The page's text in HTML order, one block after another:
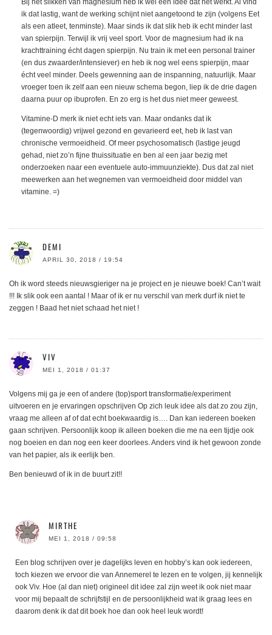
ik dat lastig, want de werking schijnt niet aangetoond te zijn (volgens Eet
als een atleet, tenminste). Maar sinds ik dat slik heb ik echt minder last
van spierpijn. Terwijl ik vrij veel sport. Voor de magnesium had ik na
krachttraining écht dagen spierpijn. Nu train ik met een personal trainer
(en dus zwaarder/intensiever) en heb ik nog wel eens spierpijn, maar
écht veel minder. Deels gewenning aan de inspanning, natuurlijk. Maar
vroeger toen ik zelf aan een nieuw schema begon, liep ik de drie dagen
daarna puur op ibuprofen. En zo erg is het dus niet meer geweest.
Vitamine-D merk ik niet echt iets van. Maar ondanks dat ik
(tegenwoordig) vrijwel gezond en gevarieerd eet, heb ik last van
chronische vermoeidheid. Of meer psychosomatisch (lastige jeugd
gehad, niet zo’n fijne thuissituatie en ben al een jaar bezig met
onderzoeken naar een eventuele auto-immuunziekte). Dus dat zal niet
meewerken aan het wegnemen van vermoeidheid door middel van
vitamine. =)
DEMI
APRIL 30, 2018 / 19:54
Oh ik word steeds nieuwsgieriger na je project en je nieuwe boek! Can’t wait
!!! Ik slik ook een aantal ! Maar of ik er nu verschil van merk durf ik niet te
zeggen ! Baad het niet schaad het niet !
VIV
MEI 1, 2018 / 01:37
Volgens mij ga je een of andere (top)sport transformatie/experiment
uitvoeren en je ervaringen opschrijven Op zich leuk idee als dat zo zou zijn,
vraag me alleen af of dat echt boekwaardig is…. Dan kan iedereen boeken
gaan schrijven. Persoonlijk koop ik alleen boeken die me na een tijdje ook
nog boeien en dan nog een keer doorlees. Anders vind ik het gewoon zonde
van het papier, als ik eerlijk ben.
Ben benieuwd of ik in de buurt zit!!
MIRTHE
MEI 1, 2018 / 09:58
Een blog schrijven over je dagelijks leven en hobby’s kan ook iedereen,
toch kiezen we ervoor die van Annemerel te lezen en te volgen, jij kennelijk
ook Viv. Hoe (al dan niet) origineel dit idee zal zijn weet ik ook niet maar
voor mij bepaalt de schrijfstijl en de persoonlijkheid wat ik graag lees en
daarom denk ik dat dit boek hoe dan ook heel leuk wordt!